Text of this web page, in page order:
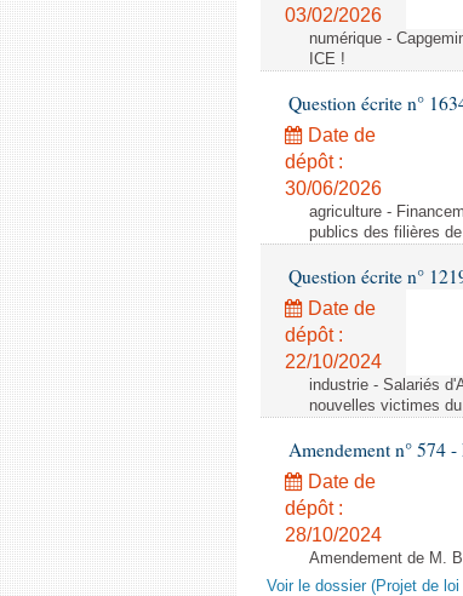
03/02/2026
numérique -
ICE !
Question écrite n°
Date de
dépôt :
30/06/2026
agriculture -
publics des filières
Question écrite n°
Date de
dépôt :
22/10/2024
industrie - Salariés
nouvelles victimes
Amendement n° 574
Date de
dépôt :
28/10/2024
Amendement de M.
Voir le dossier (Projet de